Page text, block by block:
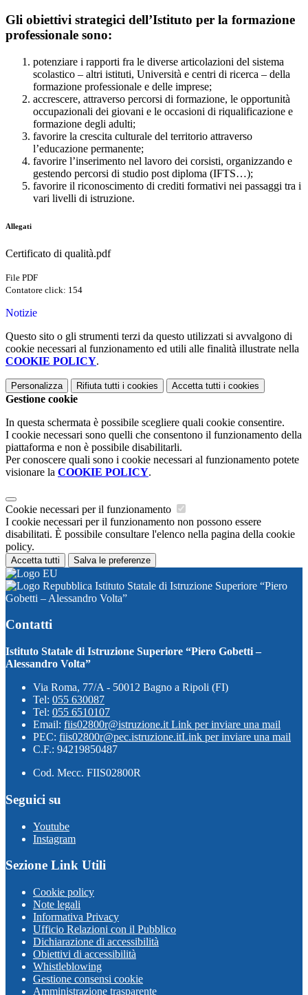
Gli obiettivi strategici dell’Istituto per la formazione
professionale sono:
potenziare i rapporti fra le diverse articolazioni del sistema
scolastico – altri istituti, Università e centri di ricerca – della
formazione professionale e delle imprese;
accrescere, attraverso percorsi di formazione, le opportunità
occupazionali dei giovani e le occasioni di riqualificazione e
formazione degli adulti;
favorire la crescita culturale del territorio attraverso
l’educazione permanente;
favorire l’inserimento nel lavoro dei corsisti, organizzando e
gestendo percorsi di studio post diploma (IFTS…);
favorire il riconoscimento di crediti formativi nei passaggi tra i
vari livelli di istruzione.
Allegati
Certificato di qualità.pdf
File PDF
Contatore click: 154
Notizie
Questo sito o gli strumenti terzi da questo utilizzati si avvalgono di
cookie necessari al funzionamento ed utili alle finalità illustrate nella
COOKIE POLICY.
Personalizza Rifiuta tutti i cookies Accetta tutti i cookies
Gestione cookie
In questa schermata è possibile scegliere quali cookie consentire.
I cookie necessari sono quelli che consentono il funzionamento della
piattaforma e non è possibile disabilitarli.
Per conoscere quali sono i cookie necessari al funzionamento potete
visionare la COOKIE POLICY.
Cookie necessari per il funzionamento
I cookie necessari per il funzionamento non possono essere
disabilitati. È possibile consultare l'elenco nella pagina della cookie
policy.
Accetta tutti Salva le preferenze
Istituto Statale di Istruzione Superiore “Piero
Gobetti – Alessandro Volta”
Contatti
Istituto Statale di Istruzione Superiore “Piero Gobetti –
Alessandro Volta”
Via Roma, 77/A - 50012 Bagno a Ripoli (FI)
Tel: 055 630087
Tel: 055 6510107
Email: fiis02800r@istruzione.it Link per inviare una mail
PEC: fiis02800r@pec.istruzione.itLink per inviare una mail
C.F.: 94219850487
Cod. Mecc. FIIS02800R
Seguici su
Youtube
Instagram
Sezione Link Utili
Cookie policy
Note legali
Informativa Privacy
Ufficio Relazioni con il Pubblico
Dichiarazione di accessibilità
Obiettivi di accessibilità
Whistleblowing
Gestione consensi cookie
Amministrazione trasparente